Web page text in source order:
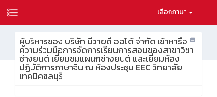
เลือกภาษา
ผู้บริหารของ บริษัท บีวายดี ออโต้ จำกัด เข้าหารือ
ความร่วมมือการจัดการเรียนการสอนของสาขาวิชา
ช่างยนต์ เยี่ยมชมแผนกช่างยนต์ และเยี่ยมห้อง
ปฏิบัติการภาษาจีน ณ ห้องประชุม EEC วิทยาลัย
เทคนิคชลบุรี